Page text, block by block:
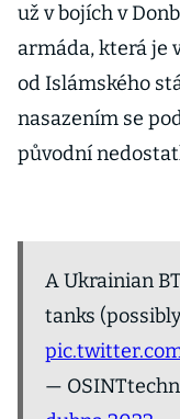
už v bojích v
armáda, která je
od Islámského
nasazením se
původní
A Ukrainian
tanks
—